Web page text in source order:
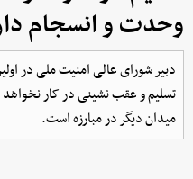
وحدت و انسجام
دبیر شورای عالی امنیت ملی در
تسلیم و عقب نشینی در کار
میدان دیگر در مبارزه است.